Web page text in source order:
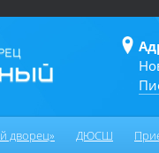
дворец» ДЮСШ